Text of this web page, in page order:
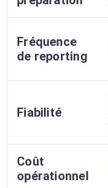
Fréquence
de reporting
Fiabilité
Coût
opérationnel